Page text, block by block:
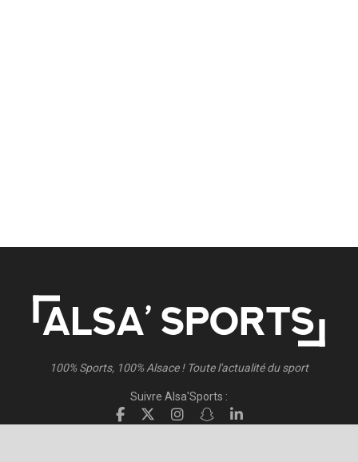
100% Sports, 100% Alsace ! Toute l'actualité du sport
Suivre Alsa'Sports :